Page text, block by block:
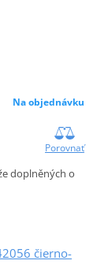
Na objednávku
Porovnať
doplněných o
čierno-